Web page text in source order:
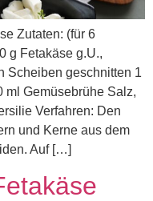
Zutaten: (für 6
g Fetakäse g.U.,
Scheiben geschnitten 1
ml Gemüsebrühe Salz,
Verfahren: Den
und Kerne aus dem
Auf […]